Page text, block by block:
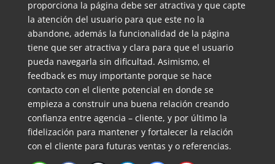
proporciona la página debe ser atractiva y que capte
la atención del usuario para que este no la
abandone, además la funcionalidad de la página
tiene que ser atractiva y clara para que el usuario
pueda navegarla sin dificultad. Asimismo, el
feedback es muy importante porque se hace
contacto con el cliente potencial en donde se
empieza a construir una buena relación creando
confianza entre agencia – cliente, y por último la
fidelización para mantener y fortalecer la relación
con el cliente para futuras ventas y o referencias.